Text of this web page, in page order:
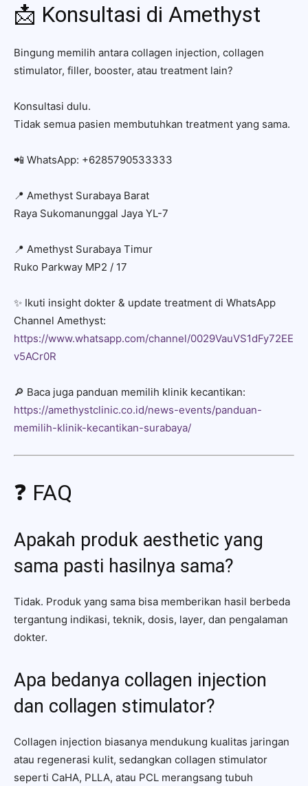
📩 Konsultasi di Amethyst
Bingung memilih antara collagen injection, collagen
stimulator, filler, booster, atau treatment lain?
Konsultasi dulu.
Tidak semua pasien membutuhkan treatment yang sama.
📲 WhatsApp: +6285790533333
📍 Amethyst Surabaya Barat
Raya Sukomanunggal Jaya YL-7
📍 Amethyst Surabaya Timur
Ruko Parkway MP2 / 17
✨ Ikuti insight dokter & update treatment di WhatsApp
Channel Amethyst:
https://www.whatsapp.com/channel/0029VauVS1dFy72EE
v5ACr0R
🔎 Baca juga panduan memilih klinik kecantikan:
https://amethystclinic.co.id/news-events/panduan-
memilih-klinik-kecantikan-surabaya/
❓ FAQ
Apakah produk aesthetic yang
sama pasti hasilnya sama?
Tidak. Produk yang sama bisa memberikan hasil berbeda
tergantung indikasi, teknik, dosis, layer, dan pengalaman
dokter.
Apa bedanya collagen injection
dan collagen stimulator?
Collagen injection biasanya mendukung kualitas jaringan
atau regenerasi kulit, sedangkan collagen stimulator
seperti CaHA, PLLA, atau PCL merangsang tubuh